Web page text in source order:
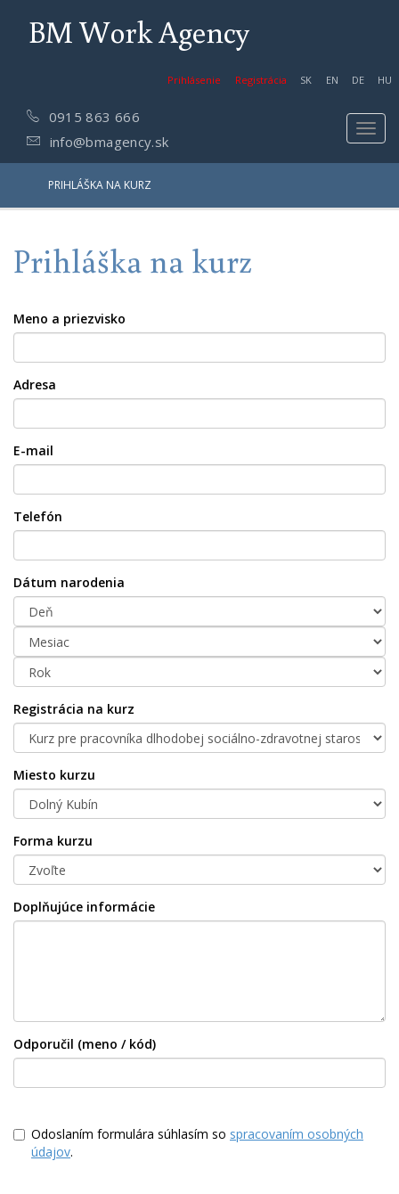
BM Work Agency
Prihlásenie Registrácia SK EN DE HU
0915 863 666
info@bmagency.sk
PRIHLÁŠKA NA KURZ
Prihláška na kurz
Meno a priezvisko
Adresa
E-mail
Telefón
Dátum narodenia
Registrácia na kurz
Miesto kurzu
Forma kurzu
Doplňujúce informácie
Odporučil (meno / kód)
Odoslaním formulára súhlasím so spracovaním osobných
údajov.